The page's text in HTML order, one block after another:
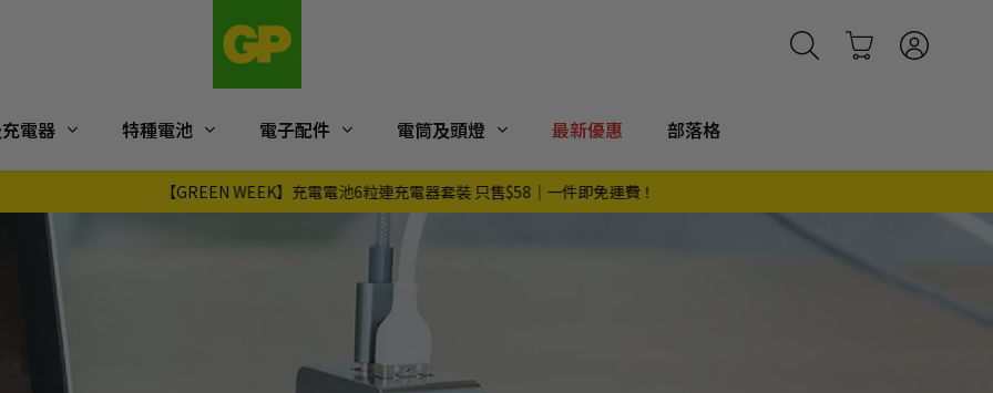
電器 特種電池 電子配件 電筒及頭燈 最新優惠 部落格
【GREEN WEEK】充電電池6粒連充電器套裝 只售$58｜一件即免運費！